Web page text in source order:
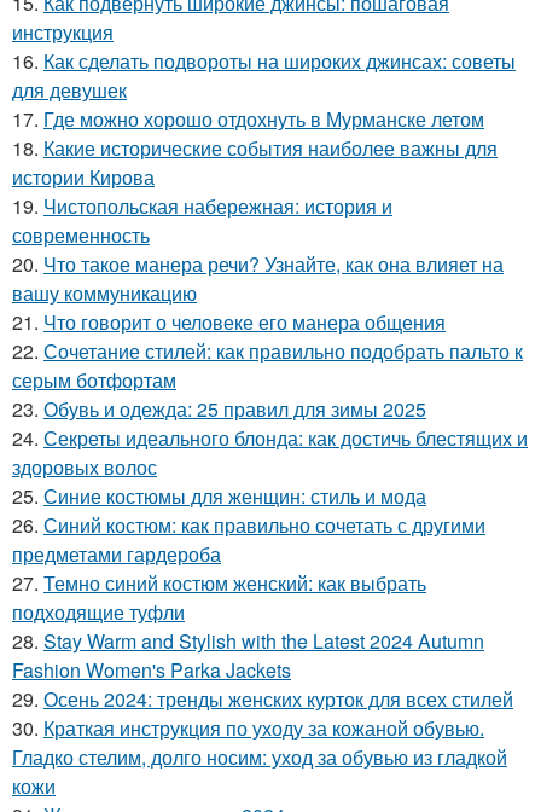
инструкция
16. Как сделать подвороты на широких джинсах: советы
для девушек
17. Где можно хорошо отдохнуть в Мурманске летом
18. Какие исторические события наиболее важны для
истории Кирова
19. Чистопольская набережная: история и
современность
20. Что такое манера речи? Узнайте, как она влияет на
вашу коммуникацию
21. Что говорит о человеке его манера общения
22. Сочетание стилей: как правильно подобрать пальто к
серым ботфортам
23. Обувь и одежда: 25 правил для зимы 2025
24. Секреты идеального блонда: как достичь блестящих и
здоровых волос
25. Синие костюмы для женщин: стиль и мода
26. Синий костюм: как правильно сочетать с другими
предметами гардероба
27. Темно синий костюм женский: как выбрать
подходящие туфли
28. Stay Warm and Stylish with the Latest 2024 Autumn
Fashion Women's Parka Jackets
29. Осень 2024: тренды женских курток для всех стилей
30. Краткая инструкция по уходу за кожаной обувью.
Гладко стелим, долго носим: уход за обувью из гладкой
кожи